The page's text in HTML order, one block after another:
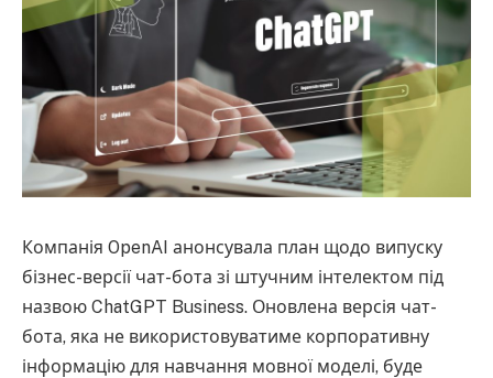
Компанія OpenAI анонсувала план щодо випуску
бізнес-версії чат-бота зі штучним інтелектом під
назвою ChatGPT Business. Оновлена версія чат-
бота, яка не використовуватиме корпоративну
інформацію для навчання мовної моделі, буде